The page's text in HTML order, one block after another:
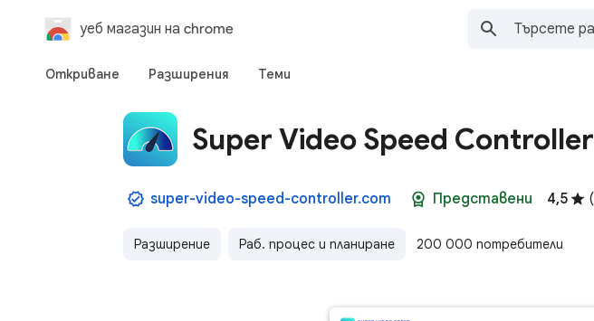
уеб магазин на chrome
Откриване Разширения Теми
Super Video Speed Controller
super-video-speed-controller.com Представени 4,5 (
Разширение Раб. процес и планиране 200 000 потребители